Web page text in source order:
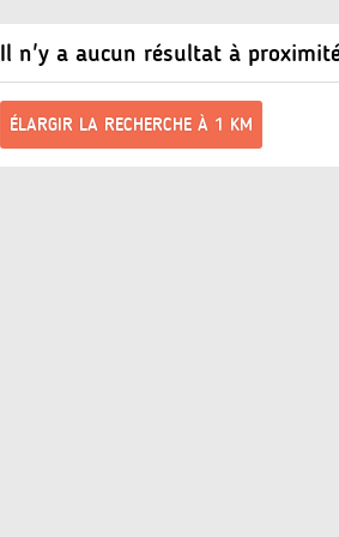
Il n'y a aucun résultat à
ÉLARGIR LA RECHERCHE À 1 KM